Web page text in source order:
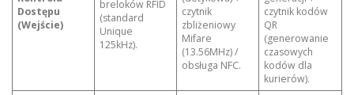
Dostępu
(Wejście)
breloków RFID
(standard
Unique
125kHz).
czytnik
zbliżeniowy
Mifare
(13.56MHz) /
obsługa NFC.
czytnik kodów
QR
(generowanie
czasowych
kodów dla
kurierów).